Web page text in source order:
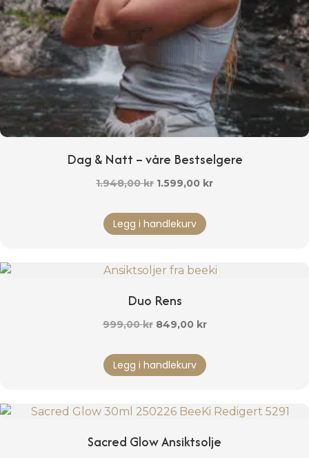
Dag & Natt – våre Bestselgere
1.948,00kr Opprinnelig
var:
1.948,00 kr.
1.599,00 krNåværende
Legg i handlekurv
Duo Rens
999,00kr Opprinnelig
var:
999,00 kr.
849,00 krNåværende
849,00 kr.
Legg i handlekurv
Sacred Glow Ansiktsolje